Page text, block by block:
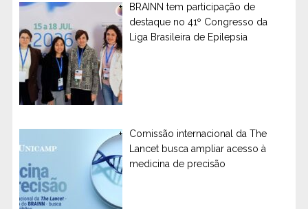
BRAINN tem participação de
destaque no 41º Congresso da
Liga Brasileira de Epilepsia
Comissão internacional da The
Lancet busca ampliar acesso à
medicina de precisão